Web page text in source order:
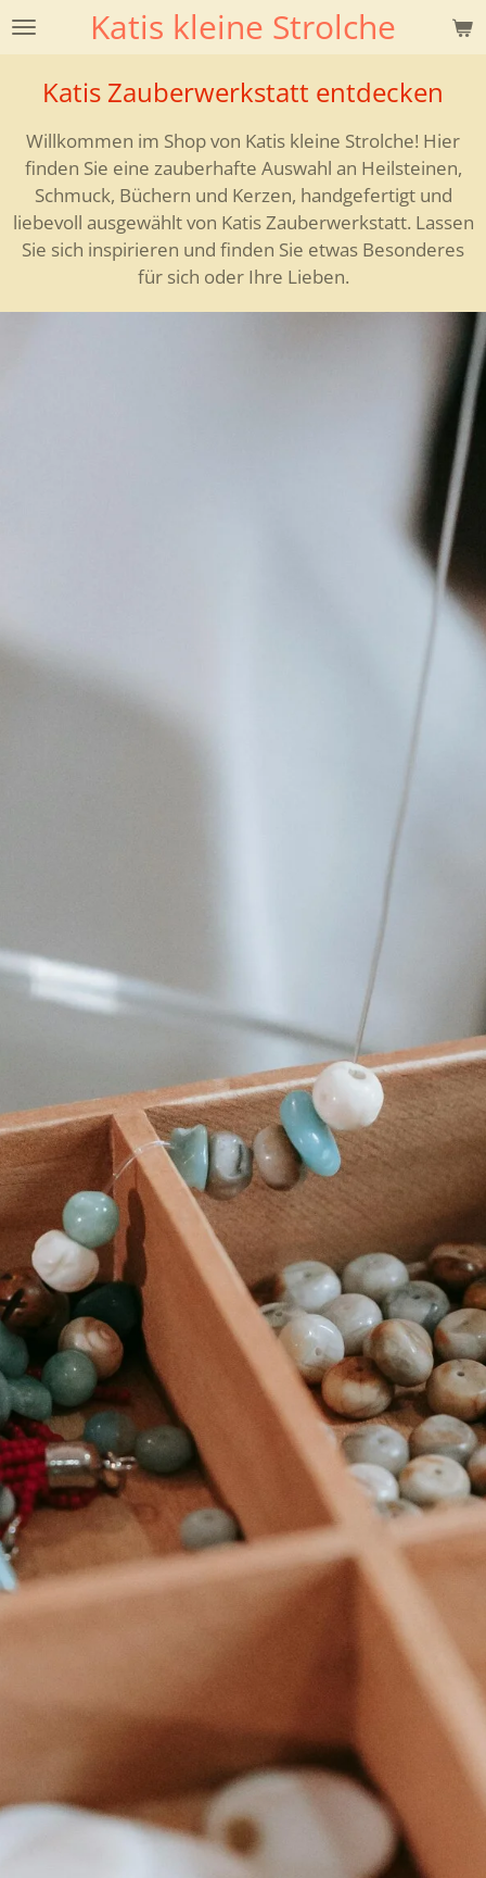
Zum
springen
Katis kleine Strolche
Katis Zauberwerkstatt entdecken
Willkommen im Shop von Katis kleine Strolche! Hier
finden Sie eine zauberhafte Auswahl an Heilsteinen,
Schmuck, Büchern und Kerzen, handgefertigt und
liebevoll ausgewählt von Katis Zauberwerkstatt. Lassen
Sie sich inspirieren und finden Sie etwas Besonderes
für sich oder Ihre Lieben.